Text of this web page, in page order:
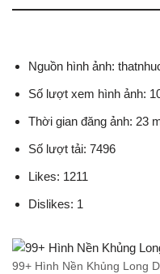
Nguồn hình ảnh:
Số lượt xem hình ảnh:
Thời gian đăng ảnh: 23
Số lượt tải: 7496
Likes: 1211
Dislikes: 1
99+ Hình Nền Khủng Long